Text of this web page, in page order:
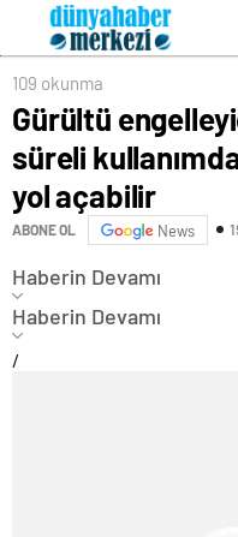
109 okunma
Gürültü
süreli
yol açabilir
ABONE OL News
Haberin Devamı
Haberin Devamı
/
karaciğer dostu